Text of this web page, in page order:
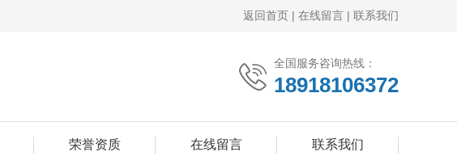
返回首页 | 在线留言 | 联系我们
全国服务咨询热线：
18918106372
荣誉资质 在线留言 联系我们